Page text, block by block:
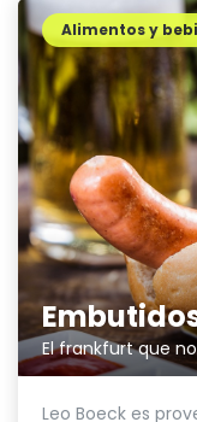
El frankfurt que
Alimentos y
Leo Boeck es